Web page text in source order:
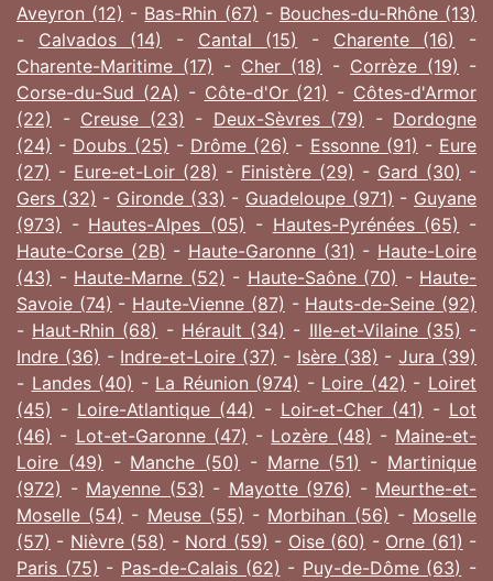
Aveyron (12) - Bas-Rhin (67) - Bouches-du-Rhône (13)
- Calvados (14) - Cantal (15) - Charente (16)
-
Charente-Maritime (17) - Cher (18) - Corrèze (19) -
Corse-du-Sud (2A) - Côte-d'Or (21) - Côtes-d'Armor
(22) - Creuse (23) - Deux-Sèvres (79) - Dordogne
(24) - Doubs (25) - Drôme (26) - Essonne (91) - Eure
(27) - Eure-et-Loir (28) - Finistère (29) - Gard (30) -
Gers (32) - Gironde (33) - Guadeloupe (971) - Guyane
(973) - Hautes-Alpes (05) - Hautes-Pyrénées (65) -
Haute-Corse (2B) - Haute-Garonne (31) - Haute-Loire
(43) - Haute-Marne (52) - Haute-Saône (70) - Haute-
Savoie (74) - Haute-Vienne (87) - Hauts-de-Seine (92)
- Haut-Rhin (68) - Hérault (34) - Ille-et-Vilaine (35) -
Indre (36) - Indre-et-Loire (37) - Isère (38) -Jura (39)
- Landes (40) - La Réunion (974) - Loire (42) - Loiret
(45) - Loire-Atlantique (44) - Loir-et-Cher (41) - Lot
(46) - Lot-et-Garonne (47) - Lozère (48) - Maine-et-
Loire (49) - Manche (50) - Marne (51) - Martinique
(972) - Mayenne (53) - Mayotte (976) - Meurthe-et-
Moselle (54) - Meuse (55) - Morbihan (56) - Moselle
(57) - Nièvre (58) - Nord (59) - Oise (60) - Orne (61) -
Paris (75) - Pas-de-Calais (62) - Puy-de-Dôme (63) -